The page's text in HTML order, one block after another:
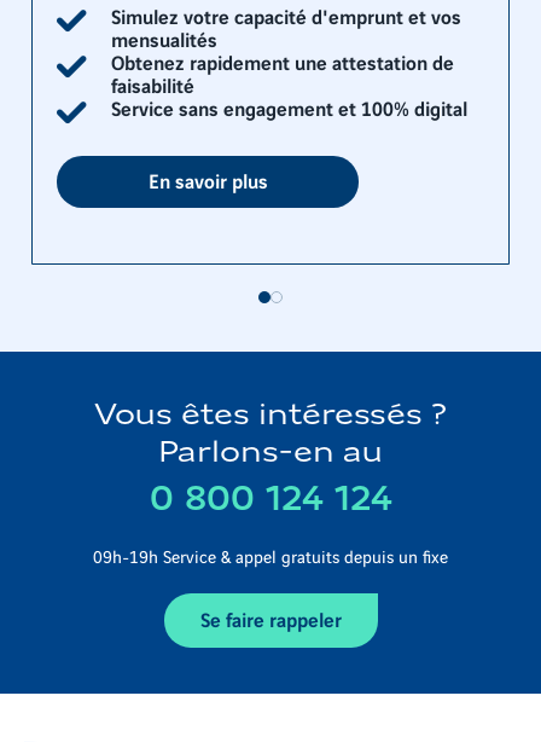
Simulez votre capacité d'emprunt et vos
mensualités
Obtenez rapidement une attestation de
faisabilité
Service sans engagement et 100% digital
En savoir plus
Vous êtes intéressés ?
Parlons-en au
0 800 124 124
09h-19h Service & appel gratuits depuis un fixe
Se faire rappeler